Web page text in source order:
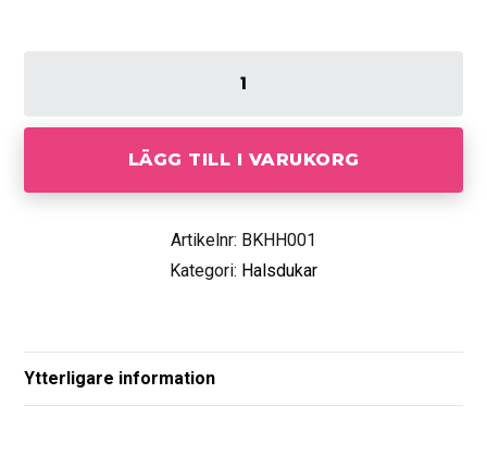
LÄGG TILL I VARUKORG
Artikelnr: BKHH001
Kategori: Halsdukar
Ytterligare information